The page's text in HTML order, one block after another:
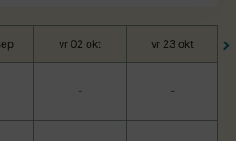
vr 02 okt vr 23 okt
- -